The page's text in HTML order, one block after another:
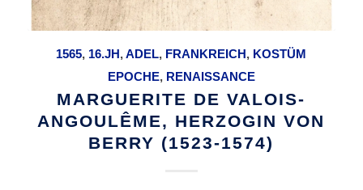
1565, 16.JH,ADEL, FRANKREICH, KOSTÜM
EPOCHE, RENAISSANCE
MARGUERITE DE VALOIS-
ANGOULÊME, HERZOGIN VON
BERRY (1523-1574)